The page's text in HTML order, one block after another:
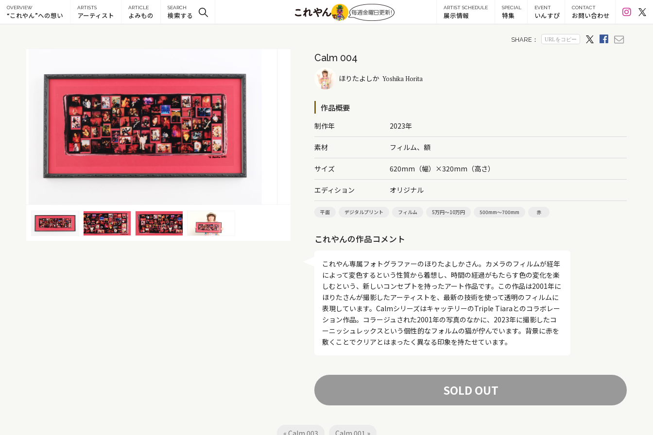
OVERVIEW
“これやん”への想い
ARTISTS
アーティスト
ARTICLE
よみもの
SEARCH
検索する
ARTIST SCHEDULE
展示情報
SPECIAL
特集
EVENT
いんすぴ
CONTACT
お問い合わせ
Calm 004
ほりたよしか Yoshika Horita
作品概要
制作年 2023年
素材 フィルム、額
サイズ 620mm（幅）×320mm（高さ）
エディション オリジナル
平面 デジタルプリント フィルム 5万円～10万円 500mm～700mm 赤
これやんの作品コメント
これやん専属フォトグラファーのほりたよしかさん。カメラのフィルムが経年
によって変色するという性質から着想し、時間の経過がもたらす色の変化を楽
しむという、新しいコンセプトを持ったアート作品です。この作品は2001年に
ほりたさんが撮影したアーティストを、最新の技術を使って透明のフィルムに
表現しています。CalmシリーズはキャッテリーのTriple Tiaraとのコラボレー
ション作品。コラージュされた2001年の写真のなかに、2023年に撮影したコ
ーニッシュレックスという個性的なフォルムの猫が佇んでいます。背景に赤を
敷くことでクリアとはまったく異なる印象を持たせています。
SOLD OUT
« Calm 003 Calm 001 »